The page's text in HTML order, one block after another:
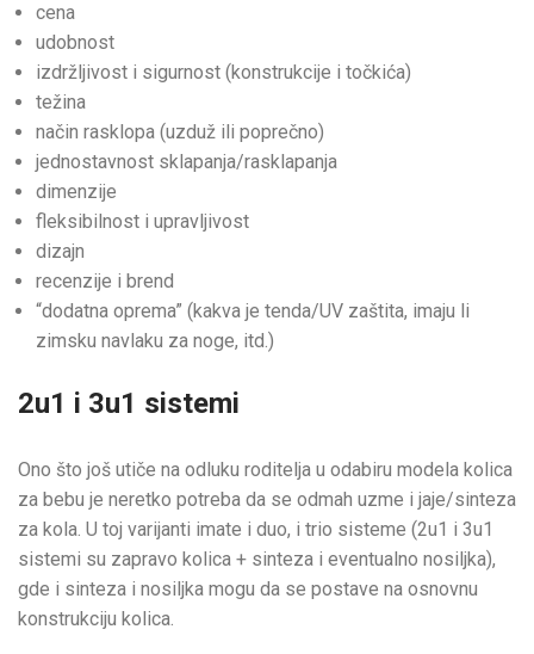
cena
udobnost
izdržljivost i sigurnost (konstrukcije i točkića)
težina
način rasklopa (uzduž ili poprečno)
jednostavnost sklapanja/rasklapanja
dimenzije
fleksibilnost i upravljivost
dizajn
recenzije i brend
“dodatna oprema” (kakva je tenda/UV zaštita, imaju li
zimsku navlaku za noge, itd.)
2u1 i 3u1 sistemi
Ono što još utiče na odluku roditelja u odabiru modela kolica
za bebu je neretko potreba da se odmah uzme i jaje/sinteza
za kola. U toj varijanti imate i duo, i trio sisteme (2u1 i 3u1
sistemi su zapravo kolica + sinteza i eventualno nosiljka),
gde i sinteza i nosiljka mogu da se postave na osnovnu
konstrukciju kolica.